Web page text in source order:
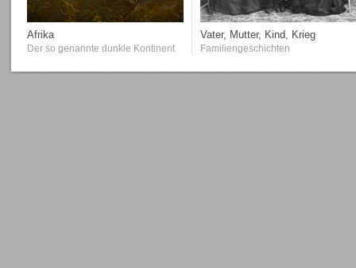
Afrika
Der so genannte dunkle Kontinent
Vater, Mutter, Kind, Krieg
Familiengeschichten